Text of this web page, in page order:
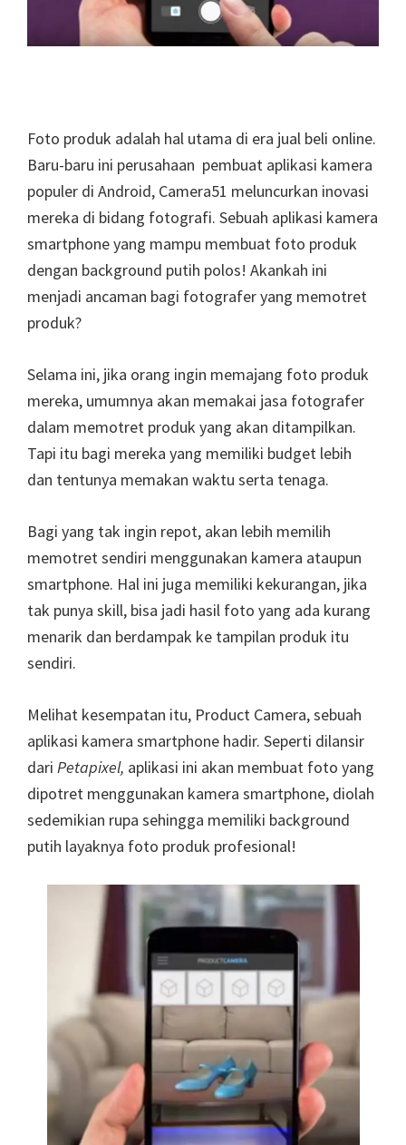
Foto produk adalah hal utama di era jual beli online.
Baru-baru ini perusahaan pembuat aplikasi kamera
populer di Android, Camera51 meluncurkan inovasi
mereka di bidang fotografi. Sebuah aplikasi kamera
smartphone yang mampu membuat foto produk
dengan background putih polos! Akankah ini
menjadi ancaman bagi fotografer yang memotret
produk?
Selama ini, jika orang ingin memajang foto produk
mereka, umumnya akan memakai jasa fotografer
dalam memotret produk yang akan ditampilkan.
Tapi itu bagi mereka yang memiliki budget lebih
dan tentunya memakan waktu serta tenaga.
Bagi yang tak ingin repot, akan lebih memilih
memotret sendiri menggunakan kamera ataupun
smartphone. Hal ini juga memiliki kekurangan, jika
tak punya skill, bisa jadi hasil foto yang ada kurang
menarik dan berdampak ke tampilan produk itu
sendiri.
Melihat kesempatan itu, Product Camera, sebuah
aplikasi kamera smartphone hadir. Seperti dilansir
dari Petapixel, aplikasi ini akan membuat foto yang
dipotret menggunakan kamera smartphone, diolah
sedemikian rupa sehingga memiliki background
putih layaknya foto produk profesional!